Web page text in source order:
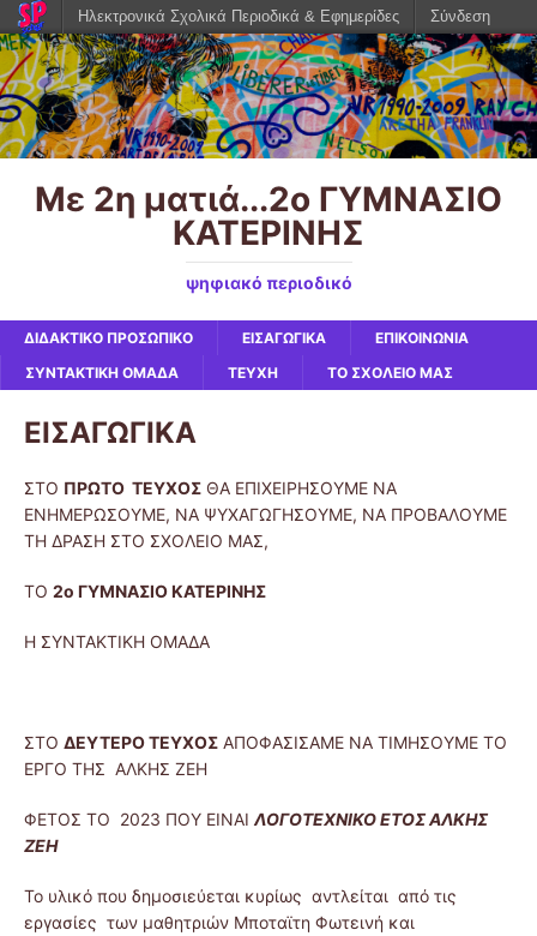
Με 2η ματιά...2ο ΓΥΜΝΑΣΙΟ
ΚΑΤΕΡΙΝΗΣ
ψηφιακό περιοδικό
ΔΙΔΑΚΤΙΚΟ ΠΡΟΣΩΠΙΚΟ ΕΙΣΑΓΩΓΙΚΑ
ΕΠΙΚΟΙΝΩΝΙΑ
ΣΥΝΤΑΚΤΙΚΗ ΟΜΑΔΑ
ΤΕΥΧΗ ΤΟ ΣΧΟΛΕΙΟ ΜΑΣ
ΕΙΣΑΓΩΓΙΚΑ
ΣΤΟ ΠΡΩΤΟ ΤΕΥΧΟΣ ΘΑ ΕΠΙΧΕΙΡΗΣΟΥΜΕ ΝΑ
ΕΝΗΜΕΡΩΣΟΥΜΕ, ΝΑ ΨΥΧΑΓΩΓΗΣΟΥΜΕ, ΝΑ ΠΡΟΒΑΛΟΥΜΕ
ΤΗ ΔΡΑΣΗ ΣΤΟ ΣΧΟΛΕΙΟ ΜΑΣ,
ΤΟ 2ο ΓΥΜΝΑΣΙΟ ΚΑΤΕΡΙΝΗΣ
Η ΣΥΝΤΑΚΤΙΚΗ ΟΜΑΔΑ
ΣΤΟ ΔΕΥΤΕΡΟ ΤΕΥΧΟΣ ΑΠΟΦΑΣΙΣΑΜΕ ΝΑ ΤΙΜΗΣΟΥΜΕ ΤΟ
ΕΡΓΟ ΤΗΣ ΑΛΚΗΣ ΖΕΗ
ΦΕΤΟΣ ΤΟ 2023 ΠΟΥ ΕΙΝΑΙ ΛΟΓΟΤΕΧΝΙΚΟ ΕΤΟΣ ΑΛΚΗΣ
ΖΕΗ
Το υλικό που δημοσιεύεται κυρίως αντλείται από τις
εργασίες των μαθητριών Μποταϊτη Φωτεινή και
Ηλεκτρονικά Σχολικά Περιοδικά & Εφημερίδες Σύνδεση